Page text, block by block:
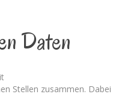
Daten
Stellen zusammen. Dabei